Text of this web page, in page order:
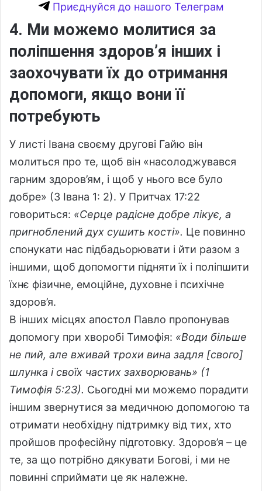
Приєднуйся до нашого Телеграм
4. Ми можемо молитися за
поліпшення здоров’я інших і
заохочувати їх до отримання
допомоги, якщо вони її
потребують
У листі Івана своєму другові Гайю він
молиться про те, щоб він «насолоджувався
гарним здоров’ям, і щоб у нього все було
добре» (3 Івана 1: 2). У Притчах 17:22
говориться: «Серце радісне добре лікує, а
пригноблений дух сушить кості». Це повинно
спонукати нас підбадьорювати і йти разом з
іншими, щоб допомогти підняти їх і поліпшити
їхнє фізичне, емоційне, духовне і психічне
здоров’я.
В інших місцях апостол Павло пропонував
допомогу при хворобі Тимофія: «Води більше
не пий, але вживай трохи вина задля [свого]
шлунка і своїх частих захворювань» (1
Тимофія 5:23). Сьогодні ми можемо порадити
іншим звернутися за медичною допомогою та
отримати необхідну підтримку від тих, хто
пройшов професійну підготовку. Здоров’я – це
те, за що потрібно дякувати Богові, і ми не
повинні сприймати це як належне.